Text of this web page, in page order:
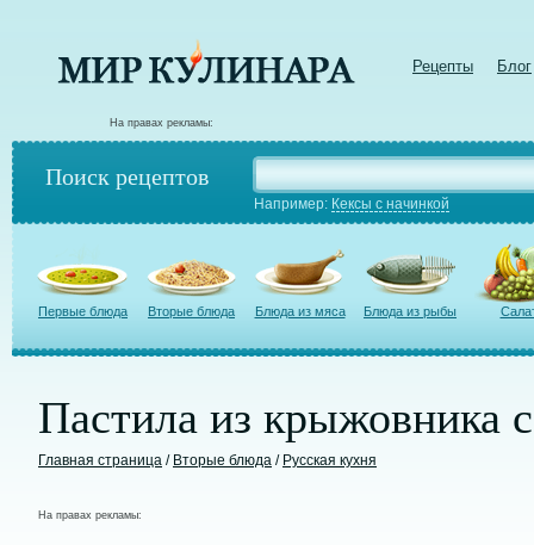
Рецепты Блог
На правах рекламы:
Поиск рецептов
Например: Кексы с начинкой
Первые блюда Вторые блюда Блюда из мяса Блюда из рыбы
Пастила из крыжовника
Главная страница / Вторые блюда / Русская кухня
На правах рекламы: